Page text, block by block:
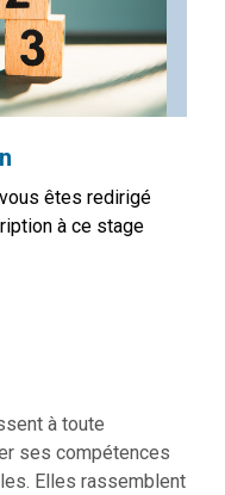
êtes redirigé
à ce stage
à toute
ses compétences
Elles rassemblent